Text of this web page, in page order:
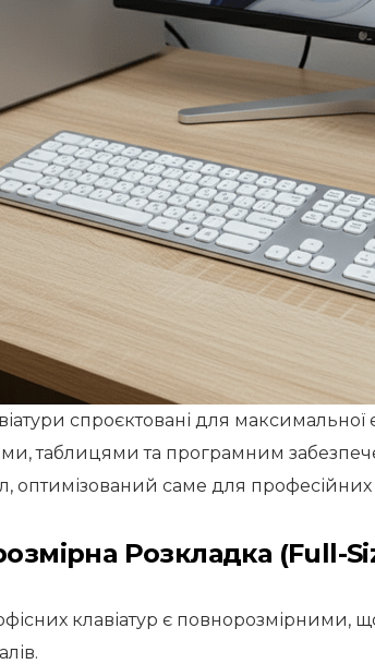
спроєктовані для максимальної
таблицями та програмним
оптимізований саме для професійних
Розкладка (Full-
клавіатур є повнорозмірними,